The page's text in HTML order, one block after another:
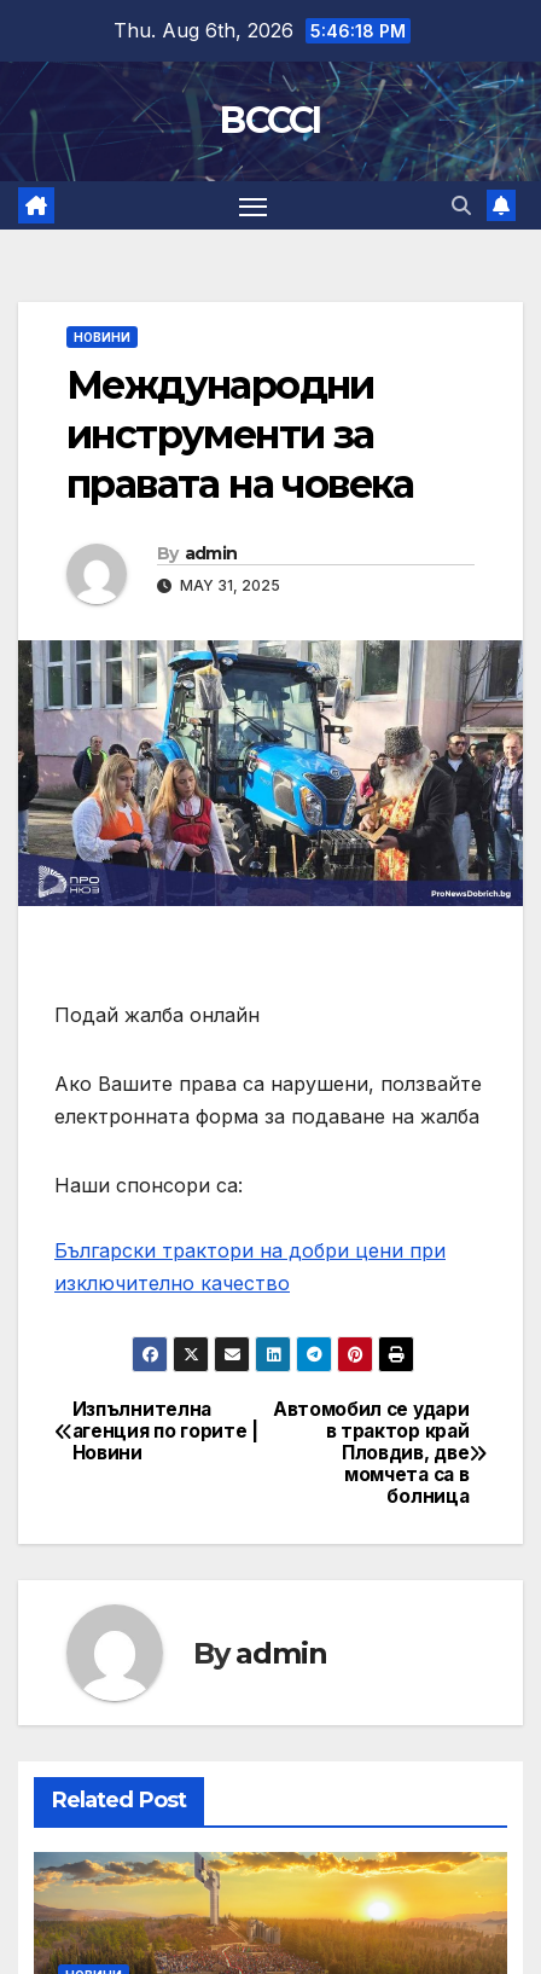
content
Thu. Aug 6th, 2026 5:46:18 PM
BCCCI
НОВИНИ
Международни
инструменти за
правата на човека
By admin
MAY 31, 2025
Подай жалба онлайн
Ако Вашите права са нарушени, ползвайте
електронната форма за подаване на жалба
Наши спонсори са:
Български трактори на добри цени при
изключително качество
Post
navigation
Автомобил се удари
в трактор край
Пловдив, две
момчета са в
болница
Изпълнителна
агенция по горите |
Новини
Byadmin
Related Post